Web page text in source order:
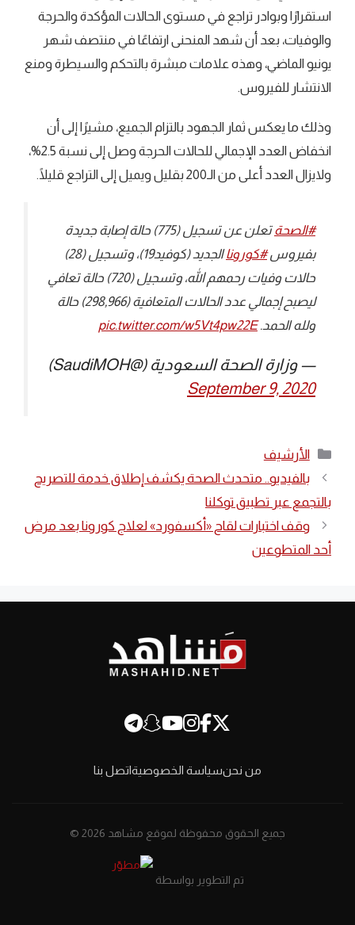
استقرارًا وبوادر تراجع في مستوى الحالات المؤكدة والحرجة
والوفيات، بعد أن شهد المنحنى ارتفاعًا في منتصف شهر
يونيو الماضي، وهذه علامات مبشرة بالتحكم والسيطرة ومنع
الانتشار للفيروس.
وذلك ما يعكس ثمار الجهود بالتزام الجميع، مشيرًا إلى أن
انخفاض العدد الإجمالي للحالات الحرجة وصل إلى نسبة 2.5%،
ولايزال العدد أعلى من الـ200 بقليل ويميل إلى التراجع قليلًا.
#الصحة
⁩ تعلن عن تسجيل (775) حالة إصابة جديدة
بفيروس ⁧#كورونا
⁩ الجديد (كوفيد19)، وتسجيل (28)
حالات وفيات رحمهم الله، وتسجيل (720) حالة تعافي
ليصبح إجمالي عدد الحالات المتعافية (298,966) حالة
ولله الحمد.pic.twitter.com/w5Vt4pw22E
— وزارة الصحة السعودية (@SaudiMOH)
September 9, 2020
التصنيفات
الأرشيف
بالفيديو.. متحدث الصحة يكشف إطلاق خدمة للتصريح
بالتجمع عبر تطبيق توكلنا
وقف اختبارات لقاح «أكسفورد» لعلاج كورونا بعد مرض
أحد المتطوعين
من نحنسياسة الخصوصيةاتصل بنا
جميع الحقوق محفوظة لموقع مشاهد 2026 ©
تم التطوير بواسطة